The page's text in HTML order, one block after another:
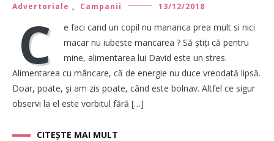
Advertoriale , Campanii 13/12/2018
C
e faci cand un copil nu mananca prea mult si nici
macar nu iubeste mancarea ? Să știți că pentru
mine, alimentarea lui David este un stres.
Alimentarea cu mâncare, că de energie nu duce vreodată lipsă.
Doar, poate, și am zis poate, când este bolnav. Altfel ce sigur
observi la el este vorbitul fără […]
CITEȘTE MAI MULT